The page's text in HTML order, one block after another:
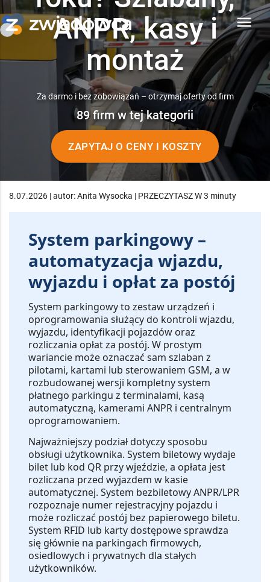
menu
ANPR, kasy i
montaż
Za darmo i bez zobowiązań – otrzymaj oferty od firm
89 firm w tej kategorii
ZAPYTAJ O CENY I KOSZTY
8.07.2026 | autor: Anita Wysocka | PRZECZYTASZ W 3 minuty
System parkingowy –
automatyzacja wjazdu,
wyjazdu i opłat za postój
System parkingowyto zestaw urządzeń i
oprogramowania służący do kontroli wjazdu,
wyjazdu, identyfikacji pojazdów oraz
rozliczania opłat za postój. W prostym
wariancie może oznaczać sam szlaban z
pilotami, kartami lub sterowaniem GSM, a w
rozbudowanej wersji kompletny system
płatnego parkingu z terminalami, kasą
automatyczną, kamerami ANPR i centralnym
oprogramowaniem.
Najważniejszy podział dotyczy sposobu
obsługi użytkownika. System biletowywydaje
bilet lub kod QR przy wjeździe, a opłata jest
rozliczana przed wyjazdem w kasie
automatycznej. System bezbiletowy ANPR/LPR
rozpoznaje numer rejestracyjny pojazdu i
może rozliczać postój bez papierowego biletu.
System RFID lub karty dostępowesprawdza
się głównie na parkingach firmowych,
osiedlowych i prywatnych dla stałych
użytkowników.